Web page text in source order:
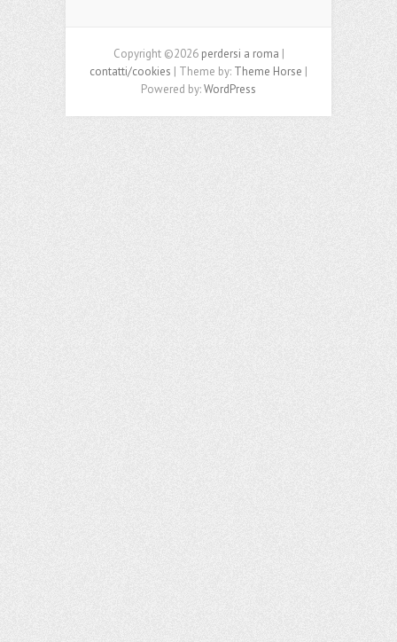
Copyright ©2026 perdersi a roma |
contatti/cookies | Theme by: Theme Horse |
Powered by:WordPress